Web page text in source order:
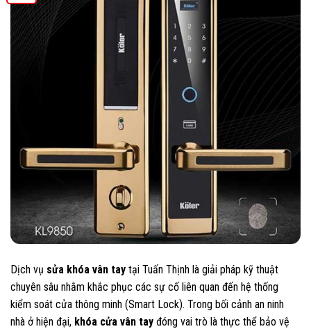
Dịch vụ sửa khóa vân tay tại Tuấn Thịnh là giải pháp kỹ thuật
chuyên sâu nhằm khắc phục các sự cố liên quan đến hệ thống
kiểm soát cửa thông minh (Smart Lock). Trong bối cảnh an ninh
nhà ở hiện đại, khóa cửa vân tay đóng vai trò là thực thể bảo vệ